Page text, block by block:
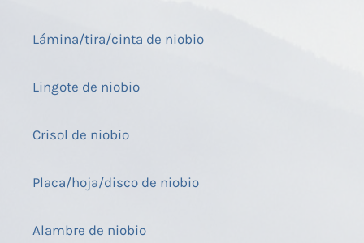
Lámina/tira/cinta de niobio
Lingote de niobio
Crisol de niobio
Placa/hoja/disco de niobio
Alambre de niobio